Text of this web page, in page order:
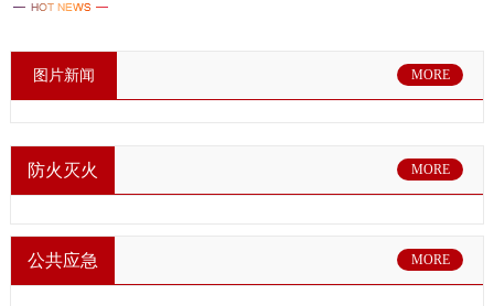
图片新闻 MORE
防火灭火 MORE
公共应急 MORE